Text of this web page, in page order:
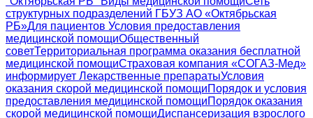
структурных подразделений ГБУЗ АО «Октябрьская
РБ»Для пациентов Условия предоставления
медицинской помощиОбщественный
советТерриториальная программа оказания бесплатной
медицинской помощиСтраховая компания «СОГАЗ-Мед»
информирует Лекарственные препаратыУсловия
оказания скорой медицинской помощиПорядок и условия
предоставления медицинской помощиПорядок оказания
скорой медицинской помощиДиспансеризация взрослого